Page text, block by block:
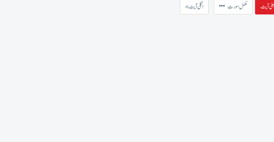
مکمل سورت « اگلی آیت